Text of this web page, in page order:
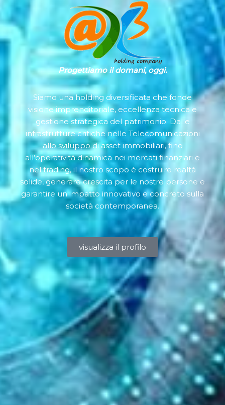
Progettiamo il domani, oggi.
Siamo una holding diversificata che fonde
visione imprenditoriale, eccellenza tecnica e
gestione strategica del patrimonio. Dalle
infrastrutture critiche nelle Telecomunicazioni
allo sviluppo di asset immobiliari, fino
all’operatività dinamica nei mercati finanziari e
nel trading, il nostro scopo è costruire realtà
solide, generare crescita per le nostre persone e
garantire un impatto innovativo e concreto sulla
società contemporanea.
visualizza il profilo